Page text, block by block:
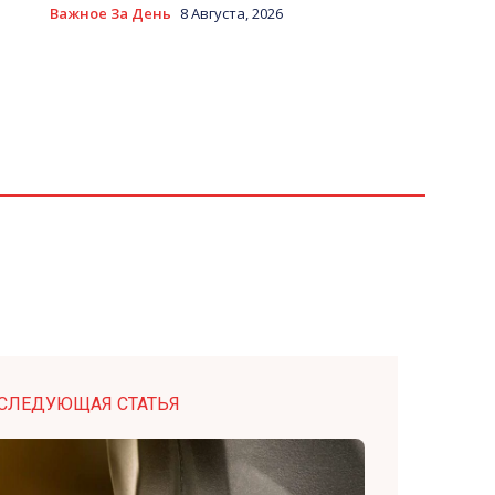
Важное За День 8 Августа, 2026
СТАТЬЯ